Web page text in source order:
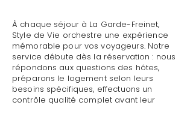
À chaque séjour à La Garde-Freinet,
Style de Vie orchestre une expérience
mémorable pour vos voyageurs. Notre
service débute dès la réservation : nous
répondons aux questions des hôtes,
préparons le logement selon leurs
besoins spécifiques, effectuons un
contrôle qualité complet avant leur